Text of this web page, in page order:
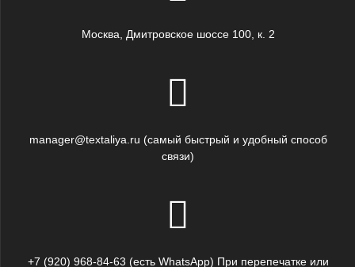
Москва, Дмитровское шоссе 100, к. 2
manager@textaliya.ru (самый быстрый и удобный способ
связи)
+7 (920) 968-84-63 (есть WhatsApp) При перепечатке или